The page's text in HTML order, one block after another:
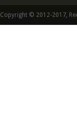
Copyright © 2012-2017,